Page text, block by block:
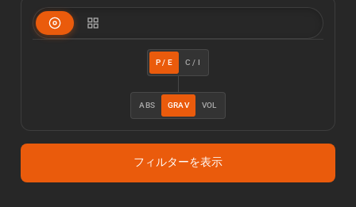
P / E C / I
ABS GRAV VOL
フィルターを表示